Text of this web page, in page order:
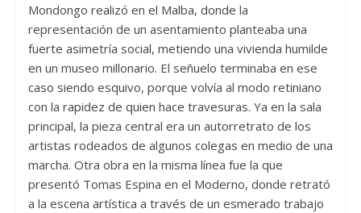
Mondongo realizó en el Malba, donde la
representación de un asentamiento planteaba una
fuerte asimetría social, metiendo una vivienda humilde
en un museo millonario. El señuelo terminaba en ese
caso siendo esquivo, porque volvía al modo retiniano
con la rapidez de quien hace travesuras. Ya en la sala
principal, la pieza central era un autorretrato de los
artistas rodeados de algunos colegas en medio de una
marcha. Otra obra en la misma línea fue la que
presentó Tomas Espina en el Moderno, donde retrató
a la escena artística a través de un esmerado trabajo